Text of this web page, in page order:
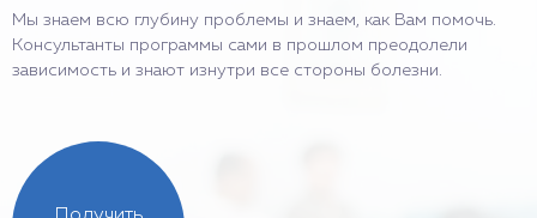
Мы знаем всю глубину проблемы и знаем, как Вам помочь.
Консультанты программы сами в прошлом преодолели
зависимость и знают изнутри все стороны болезни.